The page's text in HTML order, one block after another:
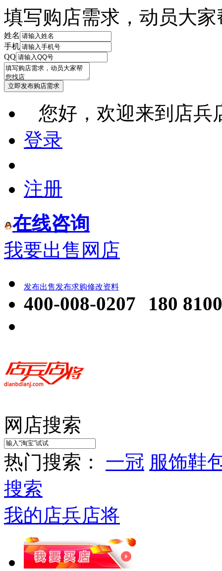
填写购店需求，动员大
姓名
手机
QQ
您好，欢迎来到店兵
登录
注册
在线咨询
我要出售网店
发布出售发布求购修改资料
400-008-0207 180
网店搜索
热门搜索： 一冠 服饰鞋
搜索
我的店兵店将